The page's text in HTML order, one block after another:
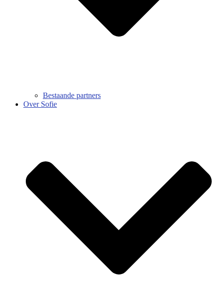
Bestaande partners
Over Sofie